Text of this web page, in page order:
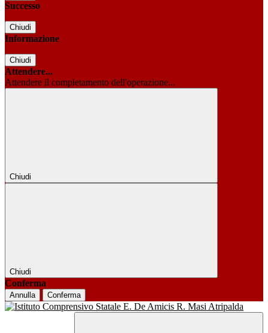
Successo
Chiudi
Informazione
Chiudi
Attendere...
Attendere il completamento dell'operazione...
Chiudi
Chiudi
Conferma
Annulla Conferma